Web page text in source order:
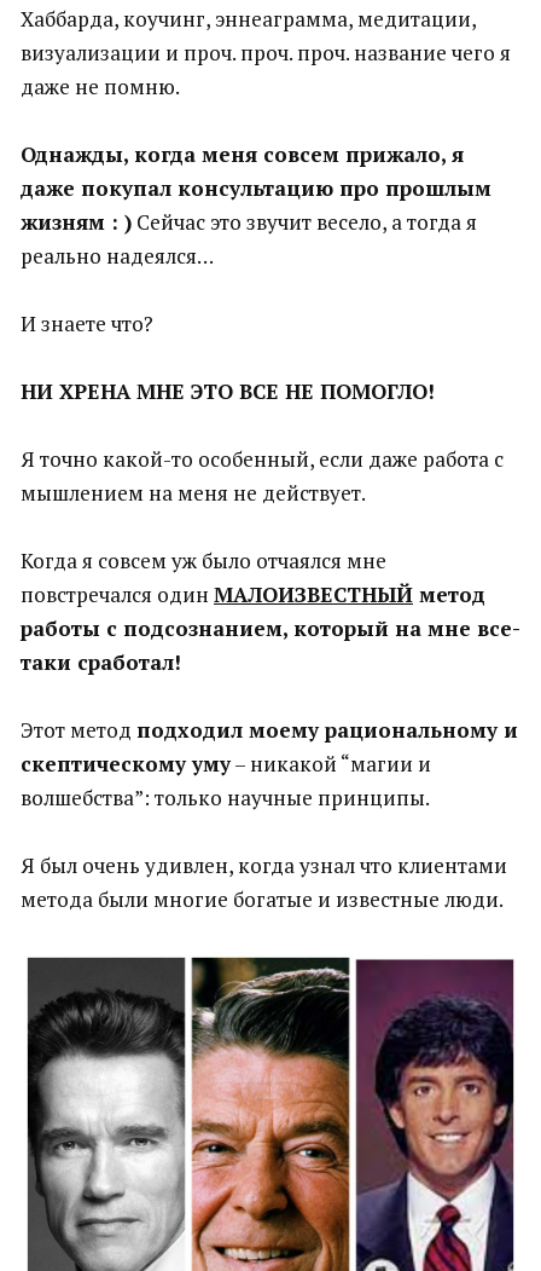
Хаббарда, коучинг, эннеаграмма, медитации,
визуализации и проч. проч. проч. название чего я
даже не помню.
Однажды, когда меня совсем прижало, я
даже покупал консультацию про прошлым
жизням : ) Сейчас это звучит весело, а тогда я
реально надеялся…
И знаете что?
НИ ХРЕНА МНЕ ЭТО ВСЕ НЕ ПОМОГЛО!
Я точно какой-то особенный, если даже работа с
мышлением на меня не действует.
Когда я совсем уж было отчаялся мне
повстречался один МАЛОИЗВЕСТНЫЙ метод
работы с подсознанием, который на мне все-
таки сработал!
Этот метод подходил моему рациональному и
скептическому уму– никакой “магии и
волшебства”: только научные принципы.
Я был очень удивлен, когда узнал что клиентами
метода были многие богатые и известные люди.